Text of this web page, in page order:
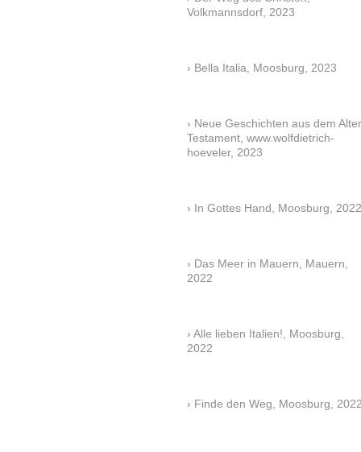
Volkmannsdorf, 2023
Bella Italia, Moosburg, 2023
Neue Geschichten aus dem
Testament, www.wolfdietrich-
hoeveler, 2023
In Gottes Hand, Moosburg, 2022
Das Meer in Mauern, Mauern,
2022
Alle lieben Italien!, Moosburg,
2022
Finde den Weg, Moosburg,